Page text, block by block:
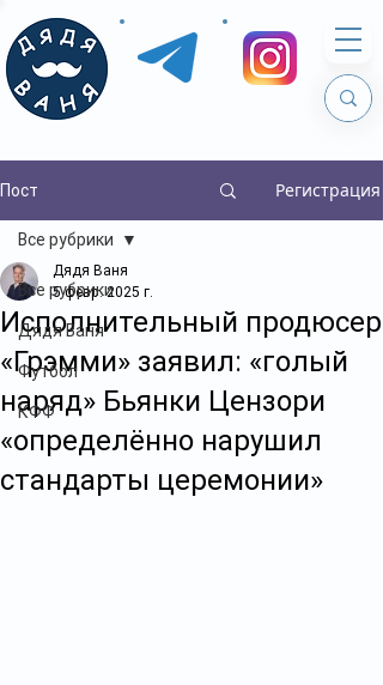
Пост Регистрация
Все рубрики
Дядя Ваня
Футбол
КФФ
Все рубрики
Исполнительный продюсер
«Грэмми» заявил: «голый
наряд» Бьянки Цензори
«определённо нарушил
стандарты церемонии»
Дядя Ваня
5 февр. 2025 г.